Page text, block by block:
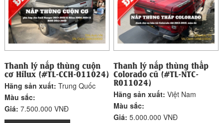
Thanh lý nắp thùng cuộn
cơ Hilux (#TL-CCH-011024)
Hãng sản xuất:Trung Quốc
Màu sắc:
Giá:7.500.000 VNĐ
Thanh lý nắp thùng thấp
Colorado cũ (#TL-NTC-
R011024)
Hãng sản xuất:Việt Nam
Màu sắc:
Giá:5.000.000 VNĐ